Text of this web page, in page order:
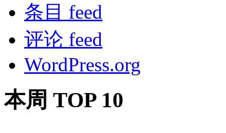
条目 feed
评论 feed
WordPress.org
本周 TOP 10